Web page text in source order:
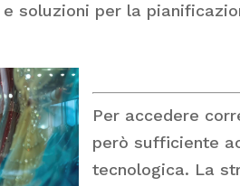
soluzioni per la
Per accedere
però sufficiente
tecnologica. La